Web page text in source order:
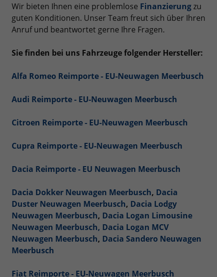
Wir bieten Ihnen eine problemlose Finanzierungzu
guten Konditionen. Unser Team freut sich über Ihren
Anruf und beantwortet gerne Ihre Fragen.
Sie finden bei uns Fahrzeuge folgender Hersteller:
Alfa Romeo Reimporte - EU-Neuwagen Meerbusch
Audi Reimporte - EU-Neuwagen Meerbusch
Citroen Reimporte - EU-Neuwagen Meerbusch
Cupra Reimporte - EU-Neuwagen Meerbusch
Dacia Reimporte - EU Neuwagen Meerbusch
Dacia Dokker Neuwagen Meerbusch, Dacia
Duster Neuwagen Meerbusch, Dacia Lodgy
Neuwagen Meerbusch, Dacia Logan Limousine
Neuwagen Meerbusch, Dacia Logan MCV
Neuwagen Meerbusch, Dacia Sandero Neuwagen
Meerbusch
Fiat Reimporte - EU-Neuwagen Meerbusch